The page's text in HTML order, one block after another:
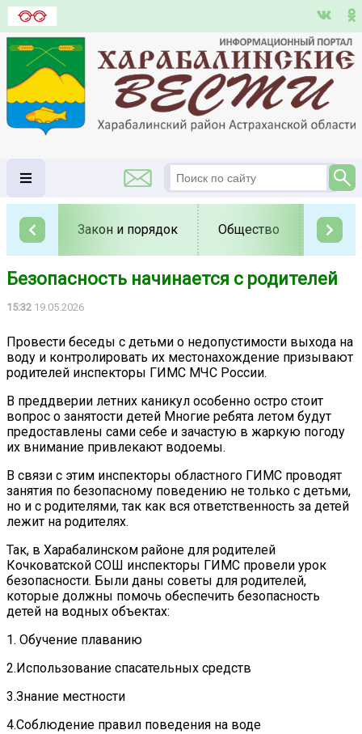
Закон и порядок Общество
Безопасность начинается с родителей
15:32 19.05.2026
Провести беседы с детьми о недопустимости выхода на
воду и контролировать их местонахождение призывают
родителей инспекторы ГИМС МЧС России.
В преддверии летних каникул особенно остро стоит
вопрос о занятости детей Многие ребята летом будут
предоставлены сами себе и зачастую в жаркую погоду
их внимание привлекают водоемы.
В связи с этим инспекторы областного ГИМС проводят
занятия по безопасному поведению не только с детьми,
но и с родителями, так как вся ответственность за детей
лежит на родителях.
Так, в Харабалинском районе для родителей
Кочковатской СОШ инспекторы ГИМС провели урок
безопасности. Были даны советы для родителей,
которые должны помочь обеспечить безопасность
детей на водных объектах:
1. Обучение плаванию
2.Использование спасательных средств
3.Знание местности
4.Соблюдение правил поведения на воде